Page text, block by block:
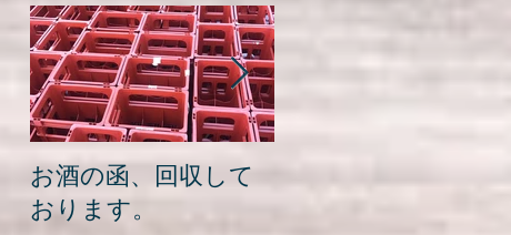
お酒の函、回収して
おります。